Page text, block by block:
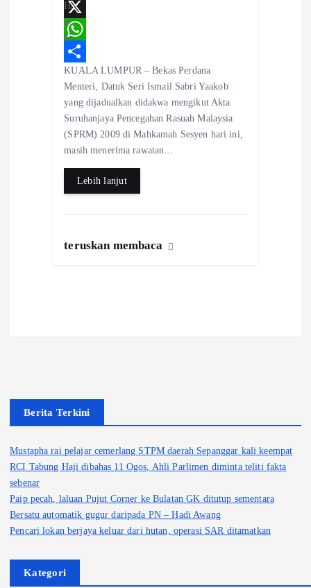
F
a
c
e
o
o
X
W
h
t
s
S
a
r
KUALA LUMPUR – Bekas Perdana
Menteri, Datuk Seri Ismail Sabri Yaakob
yang dijadualkan didakwa mengikut Akta
Suruhanjaya Pencegahan Rasuah Malaysia
(SPRM) 2009 di Mahkamah Sesyen hari ini,
masih menerima rawatan…
Lebih lanjut
teruskan membaca
Berita Terkini
Mustapha rai pelajar cemerlang STPM daerah Sepanggar kali keempat
RCI Tabung Haji dibahas 11 Ogos, Ahli Parlimen diminta teliti fakta
sebenar
Paip pecah, laluan Pujut Corner ke Bulatan GK ditutup sementara
Bersatu automatik gugur daripada PN – Hadi Awang
Pencari lokan berjaya keluar dari hutan, operasi SAR ditamatkan
Kategori